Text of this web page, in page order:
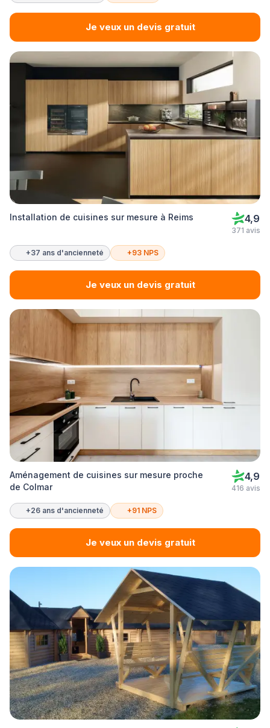
Je veux un devis gratuit
Installation de cuisines sur mesure à Reims 4,9
371 avis
+37 ans d'ancienneté +93 NPS
Je veux un devis gratuit
Aménagement de cuisines sur mesure proche
de Colmar
4,9
416 avis
+26 ans d'ancienneté +91 NPS
Je veux un devis gratuit